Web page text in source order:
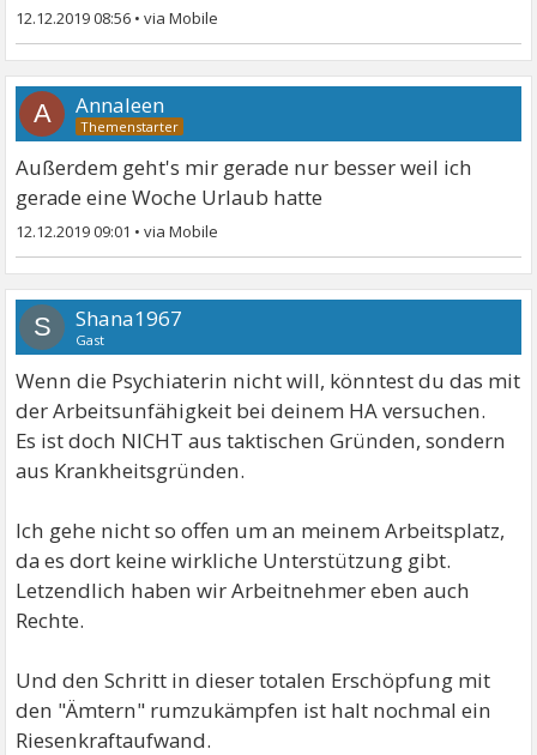
12.12.2019 08:56 •
A Annaleen
Außerdem geht's mir gerade nur besser weil ich
gerade eine Woche Urlaub hatte
12.12.2019 09:01 •
S Shana1967
Gast
Wenn die Psychiaterin nicht will, könntest du das mit
der Arbeitsunfähigkeit bei deinem HA versuchen.
Es ist doch NICHT aus taktischen Gründen, sondern
aus Krankheitsgründen.
Ich gehe nicht so offen um an meinem Arbeitsplatz,
da es dort keine wirkliche Unterstützung gibt.
Letzendlich haben wir Arbeitnehmer eben auch
Rechte.
Und den Schritt in dieser totalen Erschöpfung mit
den "Ämtern" rumzukämpfen ist halt nochmal ein
Riesenkraftaufwand.